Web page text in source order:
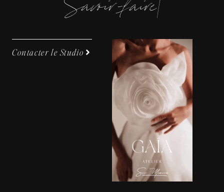
Savoi-faie
Contacter le Studio